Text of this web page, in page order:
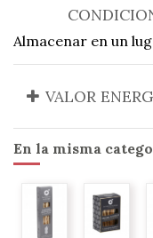
Almacenar en un
VALOR
En la misma